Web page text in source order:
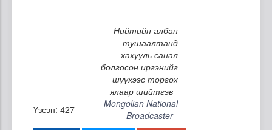
Нийтийн албан
тушаалтанд
хахууль санал
болгосон иргэнийг
шүүхээс торгох
ялаар шийтгэв
Үзсэн: 427
Mongolian National
Broadcaster